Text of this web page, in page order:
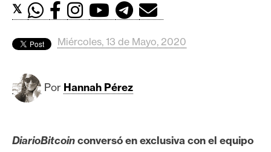
o
M
e
r
a
𝕏
Miércoles, 13 de Mayo, 2020
Por Hannah Pérez
DiarioBitcoinconversó en exclusiva con el equipo